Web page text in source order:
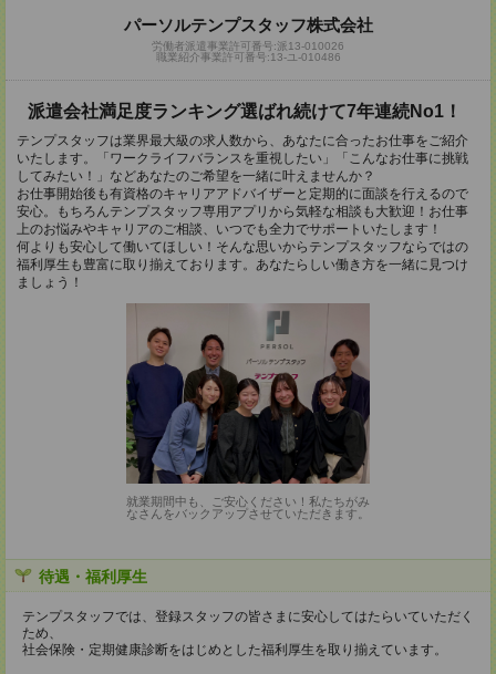
パーソルテンプスタッフ株式会社
労働者派遣事業許可番号:派13-010026
職業紹介事業許可番号:13-ユ-010486
派遣会社満足度ランキング選ばれ続けて7年連続No1！
テンプスタッフは業界最大級の求人数から、あなたに合ったお仕事をご紹介
いたします。「ワークライフバランスを重視したい」「こんなお仕事に挑戦
してみたい！」などあなたのご希望を一緒に叶えませんか？
お仕事開始後も有資格のキャリアアドバイザーと定期的に面談を行えるので
安心。もちろんテンプスタッフ専用アプリから気軽な相談も大歓迎！お仕事
上のお悩みやキャリアのご相談、いつでも全力でサポートいたします！
何よりも安心して働いてほしい！そんな思いからテンプスタッフならではの
福利厚生も豊富に取り揃えております。あなたらしい働き方を一緒に見つけ
ましょう！
就業期間中も、ご安心ください！私たちがみ
なさんをバックアップさせていただきます。
待遇・福利厚生
テンプスタッフでは、登録スタッフの皆さまに安心してはたらいていただく
ため、
社会保険・定期健康診断をはじめとした福利厚生を取り揃えています。